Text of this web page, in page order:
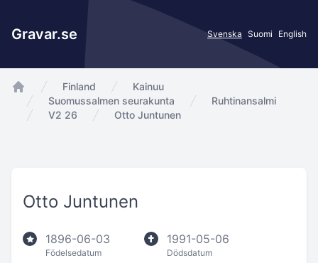
Gravar.se Svenska Suomi English
app.Start
Finland
Kainuu
Suomussalmen seurakunta
Ruhtinansalmi
V2 26
Otto Juntunen
Otto Juntunen
1896-06-03
Födelsedatum
1991-05-06
Dödsdatum